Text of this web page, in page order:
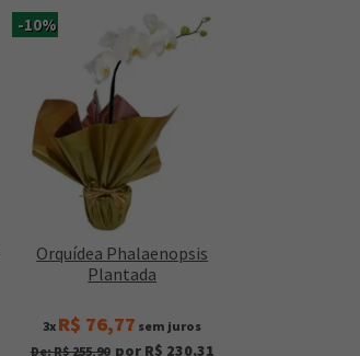
-10%
Orquídea Phalaenopsis
Plantada
3x R$ 76,77 sem juros
De: R$ 255,90 por R$ 230,31